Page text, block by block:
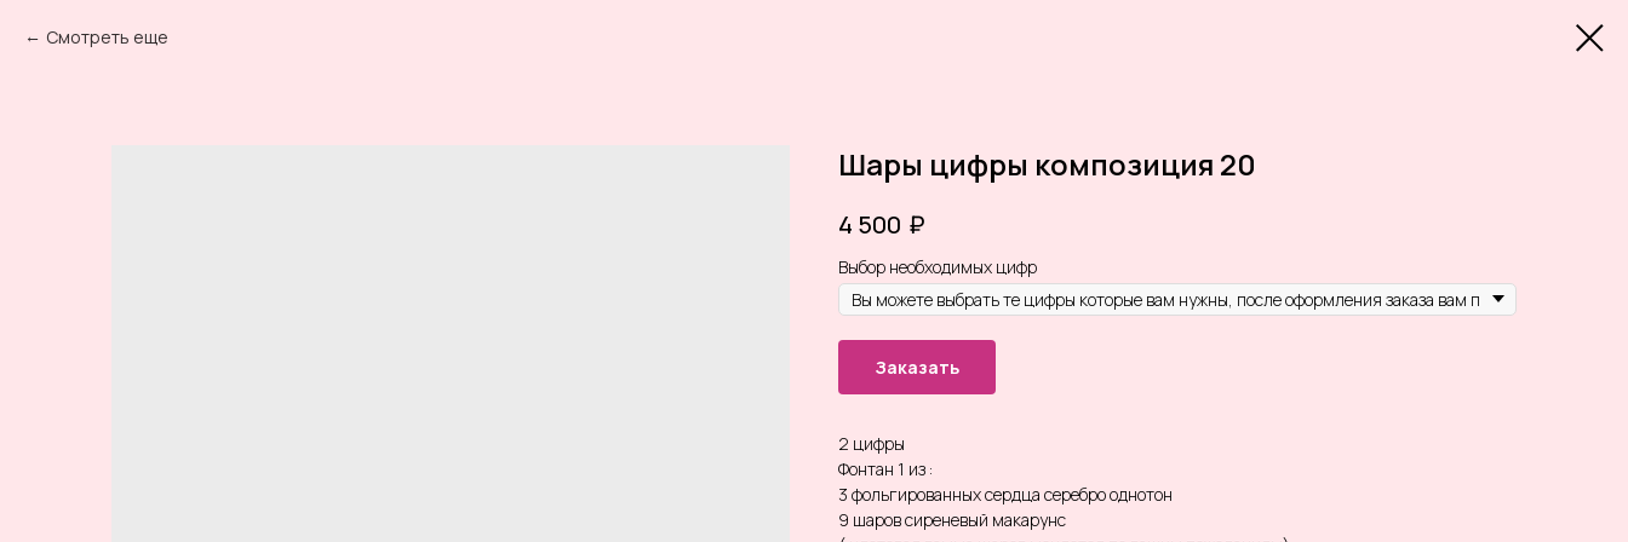
Смотреть еще
Шары цифры композиция 20
4 500 ₽
Выбор необходимых цифр
Заказать
2 цифры
Фонтан 1 из :
3 фольгированных сердца серебро однотон
9 шаров сиреневый макарунс